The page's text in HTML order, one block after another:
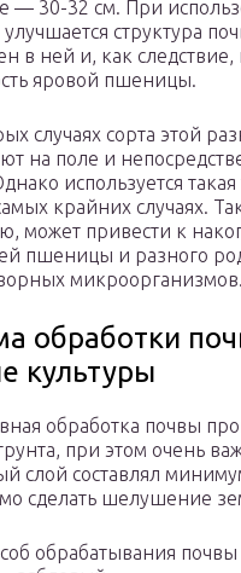
— 30-32 см. При
структура
в ней и, как
яровой пшеницы.
случаях сорта этой
на поле и
используется такая
крайних случаях.
может привести к
пшеницы и разного
микроорганизмов.
обработки
культуры
обработка почвы
при этом очень
слой составлял
сделать шелушение
обрабатывания